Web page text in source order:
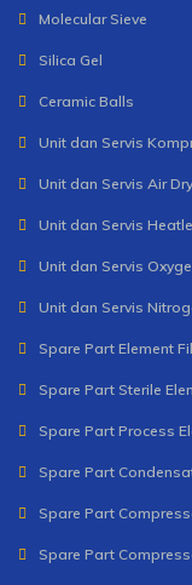
Molecular Sieve
Silica Gel
Ceramic Balls
Unit dan Servis
Unit dan Servis Air
Unit dan Servis
Unit dan Servis
Unit dan Servis
Spare Part Element
Spare Part Sterile
Spare Part Process
Spare Part
Spare Part
Spare Part